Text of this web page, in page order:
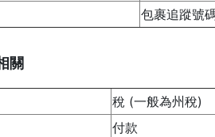
包裹追蹤號
關
稅 (一般為州稅)
付款